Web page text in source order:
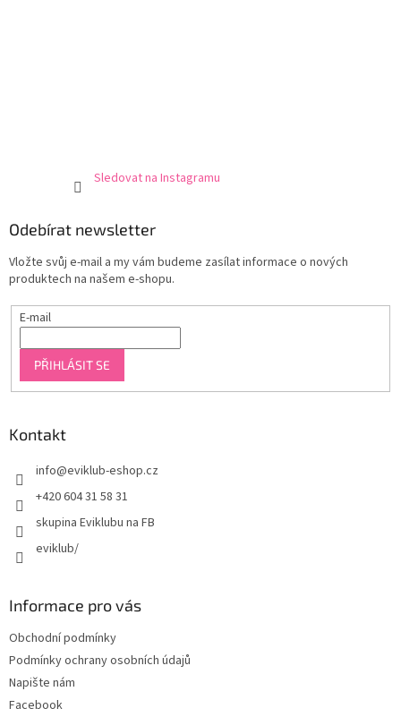
Sledovat na Instagramu
Odebírat newsletter
Vložte svůj e-mail a my vám budeme zasílat informace o nových
produktech na našem e-shopu.
E-mail
PŘIHLÁSIT SE
Kontakt
info@eviklub-eshop.cz
+420 604 31 58 31
skupina Eviklubu na FB
eviklub/
Informace pro vás
Obchodní podmínky
Podmínky ochrany osobních údajů
Napište nám
Facebook